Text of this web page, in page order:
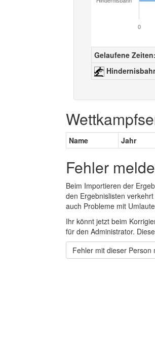
0
Gelaufene Zeiten:
Name Jahr
Fehler
Beim Importieren der
den Ergebnislisten
auch Probleme mit
Ihr könnt jetzt beim
für den Administrator.
Fehler mit dieser Person